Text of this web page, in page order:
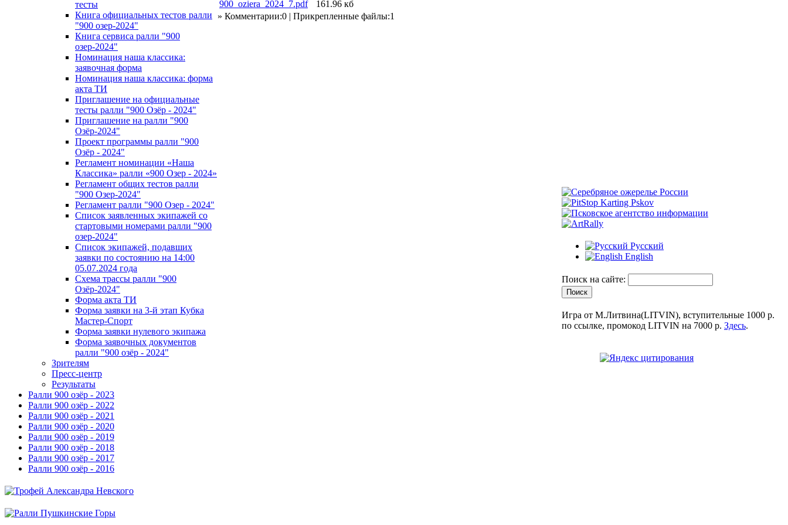
тесты
Книга официальных тестов ралли
"900 озер-2024"
Книга сервиса ралли "900
озер-2024"
Номинация наша классика:
заявочная форма
Номинация наша классика: форма
акта ТИ
Приглашение на официальные
тесты ралли "900 Озёр - 2024"
Приглашение на ралли "900
Озёр-2024"
Проект программы ралли "900
Озёр - 2024"
Регламент номинации «Наша
Классика» ралли «900 Озер - 2024»
Регламент общих тестов ралли
"900 Озер-2024"
Регламент ралли "900 Озер - 2024"
Список заявленных экипажей со
стартовыми номерами ралли "900
озер-2024"
Список экипажей, подавших
заявки по состоянию на 14:00
05.07.2024 года
Схема трассы ралли "900
Озёр-2024"
Форма акта ТИ
Форма заявки на 3-й этап Кубка
Мастер-Спорт
Форма заявки нулевого экипажа
Форма заявочных документов
ралли "900 озёр - 2024"
Зрителям
Пресс-центр
Результаты
Ралли 900 озёр - 2023
Ралли 900 озёр - 2022
Ралли 900 озёр - 2021
Ралли 900 озёр - 2020
Ралли 900 озёр - 2019
Ралли 900 озёр - 2018
Ралли 900 озёр - 2017
Ралли 900 озёр - 2016
900_oziera_2024_7.pdf
161.96 кб
» Комментарии:0 | Прикрепленные файлы:1
Русский
English
Поиск на сайте:
Игра от М.Литвина(LITVIN), вступительные 1000 р.
по ссылке, промокод LITVIN на 7000 р. Здесь.